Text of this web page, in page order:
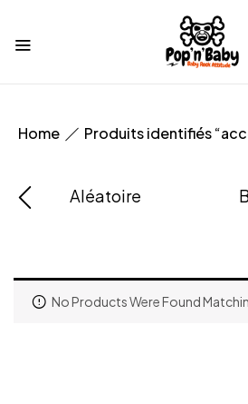
Home Produits identifiés
Aléatoire
No Products Were Found